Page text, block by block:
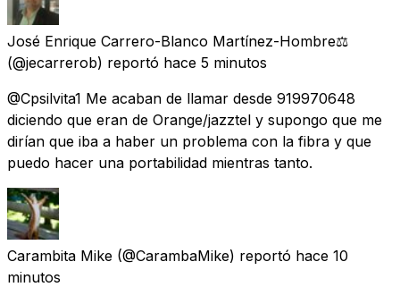
José Enrique Carrero-Blanco Martínez-Hombre⚖️
(@jecarrerob) reportó hace 5 minutos
@Cpsilvita1 Me acaban de llamar desde 919970648
diciendo que eran de Orange/jazztel y supongo que me
dirían que iba a haber un problema con la fibra y que
puedo hacer una portabilidad mientras tanto.
Carambita Mike (@CarambaMike) reportó hace 10
minutos